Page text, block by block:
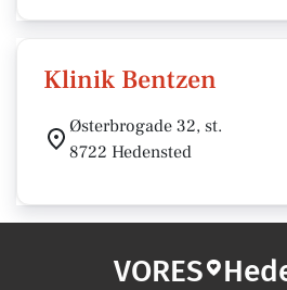
Klinik Bentzen
Østerbrogade 32, st.
8722 Hedensted
VORES